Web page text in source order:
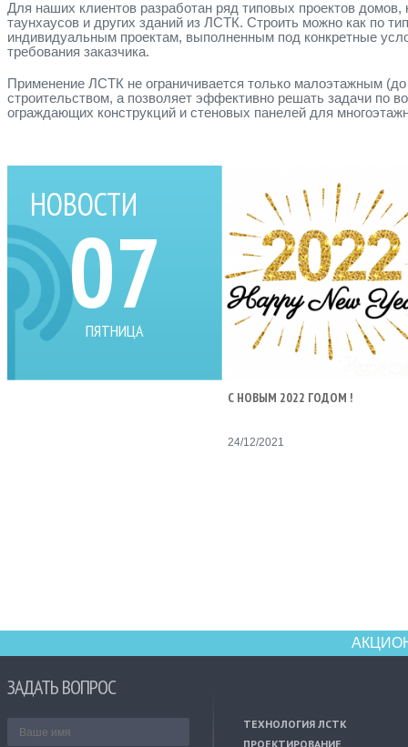
Для наших клиентов разработан ряд типовых проектов домов,
таунхаусов и других зданий из ЛСТК. Строить можно как по
индивидуальным проектам, выполненным под конкретные
требования заказчика.
Применение ЛСТК не ограничивается только малоэтажным
строительством, а позволяет эффективно решать задачи по
ограждающих конструкций и стеновых панелей для
НОВОСТИ
07
ПЯТНИЦА
С НОВЫМ 2022 ГОДОМ !
24/12/2021
ЗАДАТЬ ВОПРОС
ТЕХНОЛОГИЯ ЛСТК
ПРОЕКТИРОВАНИЕ